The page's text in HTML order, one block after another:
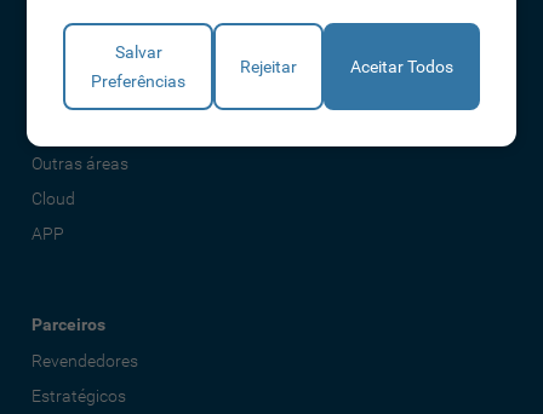
Torniquetes
Parques Auto
Rondas e Serviços
Outras áreas
Cloud
APP
Parceiros
Revendedores
Estratégicos
Salvar
Preferências
Rejeitar Aceitar Todos